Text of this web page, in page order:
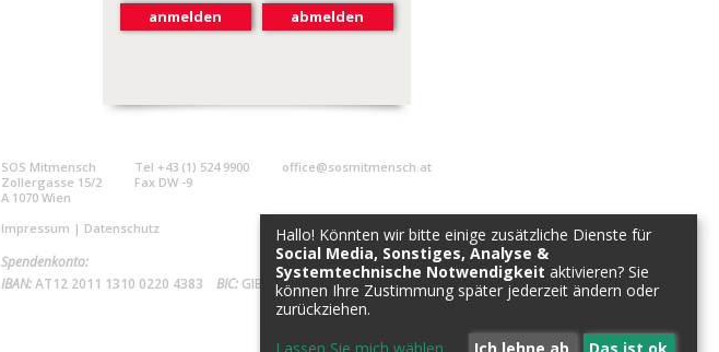
SOS Mitmensch
Zollergasse 15/2
A 1070 Wien
Tel +43 (1) 524 9900
Fax DW -9
office@sosmitmensch.at
Impressum | Datenschutz
Spendenkonto:
IBAN:AT12 2011 1310 0220 4383 BIC: GIBAATWWXXX
Hallo! Könnten wir bitte einige zusätzliche Dienste für
Social Media, Sonstiges, Analyse &
Systemtechnische Notwendigkeit aktivieren? Sie
können Ihre Zustimmung später jederzeit ändern oder
zurückziehen.